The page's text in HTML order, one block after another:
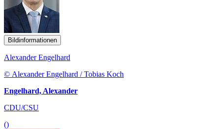
Bildinformationen
Alexander Engelhard
© Alexander Engelhard / Tobias Koch
Engelhard, Alexander
CDU/CSU
()